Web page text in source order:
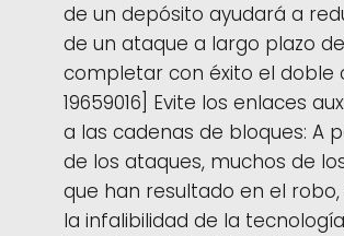
de un depósito ayudará a
de un ataque a largo plazo
completar con éxito el doble
19659016] Evite los enlaces
a las cadenas de bloques: A
de los ataques, muchos de
que han resultado en el
la infalibilidad de la